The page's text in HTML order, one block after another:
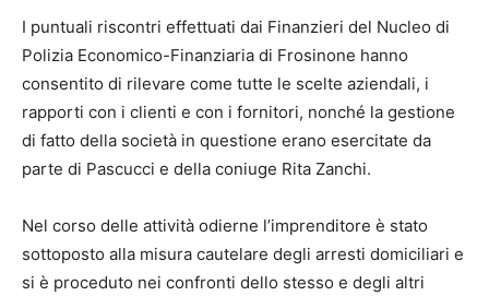
I puntuali riscontri effettuati dai Finanzieri del Nucleo di
Polizia Economico-Finanziaria di Frosinone hanno
consentito di rilevare come tutte le scelte aziendali, i
rapporti con i clienti e con i fornitori, nonché la gestione
di fatto della società in questione erano esercitate da
parte di Pascucci e della coniuge Rita Zanchi.
Nel corso delle attività odierne l’imprenditore è stato
sottoposto alla misura cautelare degli arresti domiciliari e
si è proceduto nei confronti dello stesso e degli altri